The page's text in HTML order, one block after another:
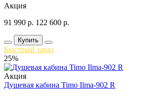
Акция
91 990 р. 122 600 р.
Купить
Быстрый заказ
25%
Акция
Душевая кабина Timo Ilma-902 R